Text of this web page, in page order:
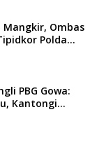
Ombas
Polda
PBG Gowa:
Kantongi